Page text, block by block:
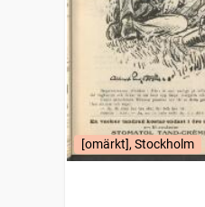
[omärkt], Stockholm